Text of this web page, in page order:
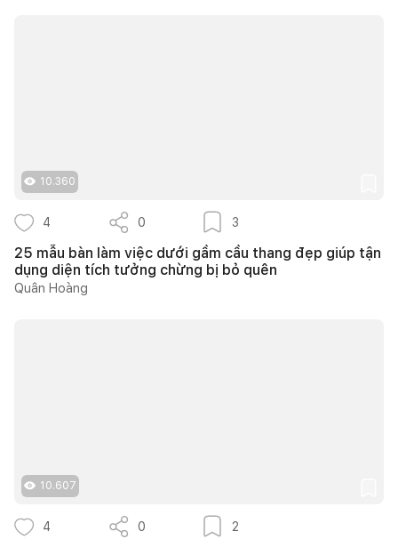
10.360
4 0 3
25 mẫu bàn làm việc dưới gầm cầu thang đẹp giúp tận
dụng diện tích tưởng chừng bị bỏ quên
Quân Hoàng
10.607
4 0 2